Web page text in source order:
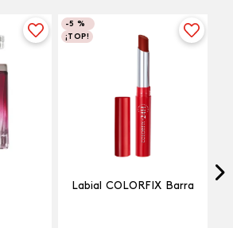
-5 %
¡TOP!
Labial COLORFIX Barra